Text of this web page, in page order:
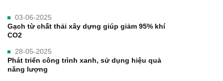
03-06-2025
Gạch từ chất thải xây dựng giúp giảm 95% khí
CO2
28-05-2025
Phát triển công trình xanh, sử dụng hiệu quả
năng lượng